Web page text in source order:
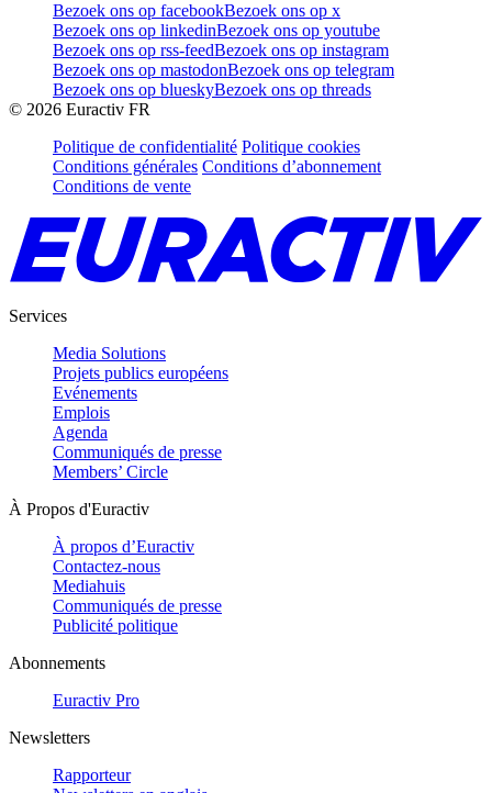
Bezoek ons op facebookBezoek ons op x
Bezoek ons op linkedinBezoek ons op youtube
Bezoek ons op rss-feedBezoek ons op instagram
Bezoek ons op mastodonBezoek ons op telegram
Bezoek ons op blueskyBezoek ons op threads
© 2026 Euractiv FR
Politique de confidentialité Politique cookies
Conditions générales Conditions d’abonnement
Conditions de vente
Services
Media Solutions
Projets publics européens
Evénements
Emplois
Agenda
Communiqués de presse
Members’ Circle
À Propos d'Euractiv
À propos d’Euractiv
Contactez-nous
Mediahuis
Communiqués de presse
Publicité politique
Abonnements
Euractiv Pro
Newsletters
Rapporteur